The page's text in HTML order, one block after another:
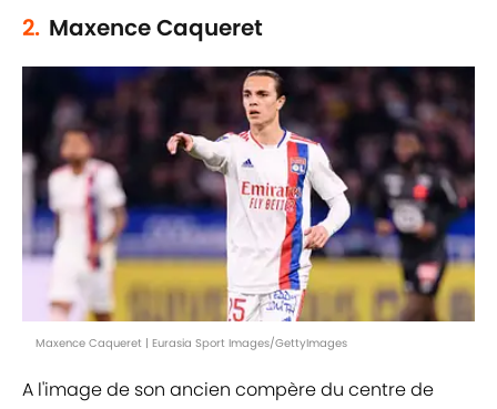
2. Maxence Caqueret
Maxence Caqueret | Eurasia Sport Images/GettyImages
A l'image de son ancien compère du centre de